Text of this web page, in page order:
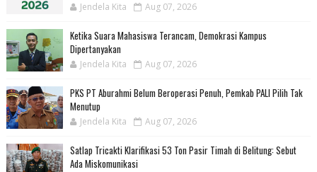
Jendela Kita Aug 07, 2026
Ketika Suara Mahasiswa Terancam, Demokrasi Kampus
Dipertanyakan
Jendela Kita Aug 07, 2026
PKS PT Aburahmi Belum Beroperasi Penuh, Pemkab PALI Pilih Tak
Menutup
Jendela Kita Aug 07, 2026
Satlap Tricakti Klarifikasi 53 Ton Pasir Timah di Belitung: Sebut
Ada Miskomunikasi